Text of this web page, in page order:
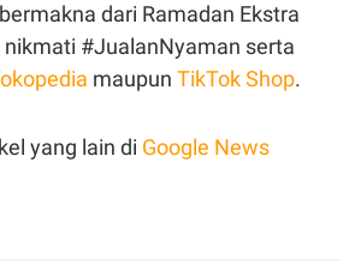
dari Ramadan Ekstra
nikmati #JualanNyaman serta
maupun TikTok Shop.
yang lain di Google News